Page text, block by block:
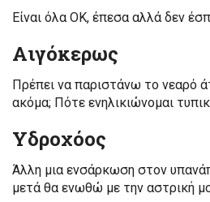
Είναι όλα ΟΚ, έπεσα αλλά δεν
Αιγόκερως
Πρέπει να παριστάνω το νεαρό
ακόμα; Πότε ενηλικιώνομαι
Υδροχόος
Άλλη μια ενσάρκωση στον
μετά θα ενωθώ με την αστρική